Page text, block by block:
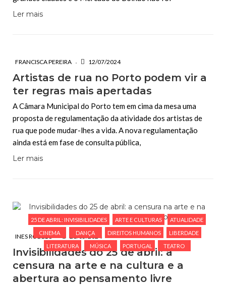
Ler mais
FRANCISCA PEREIRA 12/07/2024
Artistas de rua no Porto podem vir a
ter regras mais apertadas
A Câmara Municipal do Porto tem em cima da mesa uma
proposta de regulamentação da atividade dos artistas de
rua que pode mudar-lhes a vida. A nova regulamentação
ainda está em fase de consulta pública,
Ler mais
25 DE ABRIL: INVISIBILIDADES ARTE E CULTURAS
ATUALIDADE
CINEMA
DANÇA DIREITOS HUMANOS
LIBERDADE
LITERATURA
MÚSICA PORTUGAL TEATRO
INES RODELO 28/05/2024
Invisibilidades do 25 de abril: a
censura na arte e na cultura e a
abertura ao pensamento livre